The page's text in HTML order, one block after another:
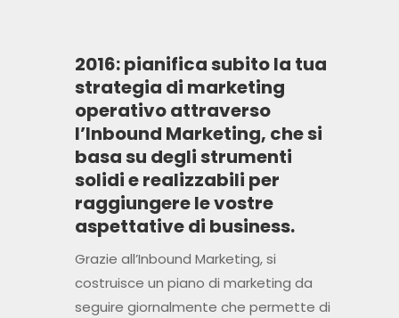
2016: pianifica subito la tua
strategia di marketing
operativo attraverso
l’Inbound Marketing, che si
basa su degli strumenti
solidi e realizzabili per
raggiungere le vostre
aspettative di business.
Grazie all’Inbound Marketing, si
costruisce un piano di marketing da
seguire giornalmente che permette di